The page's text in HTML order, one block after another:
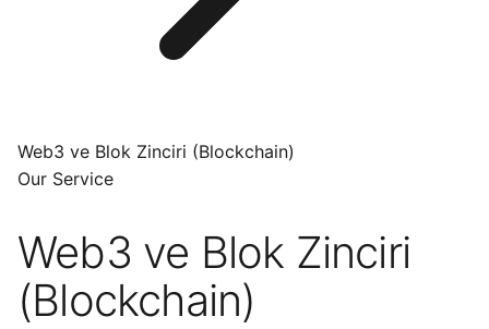
Web3 ve Blok Zinciri (Blockchain)
Our Service
Web3 ve Blok Zinciri
(Blockchain)